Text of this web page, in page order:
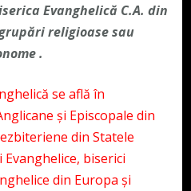
Evanghelică C.A. din
religioase sau
.
se află în
și Episcopale din
din Statele
biserici
din Europa și